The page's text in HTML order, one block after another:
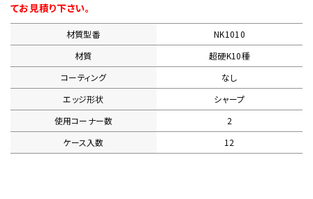
生産終了品
てお見積り下さい。
材質型番
NK1010
材質
超硬K10種
コーティング
なし
エッジ形状
シャープ
使用コーナー数
2
ケース入数
12